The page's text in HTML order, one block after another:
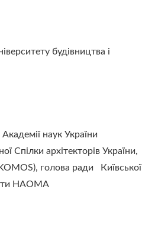
будівництва і
наук України
Спілки архітекторів України,
голова ради   Київської
НАОМА